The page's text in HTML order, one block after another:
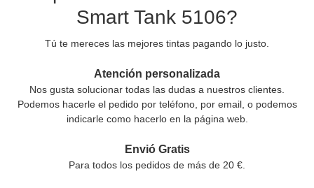
Smart Tank 5106?
Tú te mereces las mejores tintas pagando lo justo.
Atención personalizada
Nos gusta solucionar todas las dudas a nuestros clientes.
Podemos hacerle el pedido por teléfono, por email, o podemos
indicarle como hacerlo en la página web.
Envió Gratis
Para todos los pedidos de más de 20 €.